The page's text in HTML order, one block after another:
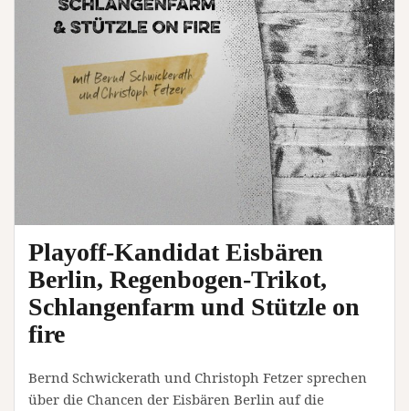
Playoff-Kandidat Eisbären
Berlin, Regenbogen-Trikot,
Schlangenfarm und Stützle on
fire
Bernd Schwickerath und Christoph Fetzer sprechen
über die Chancen der Eisbären Berlin auf die